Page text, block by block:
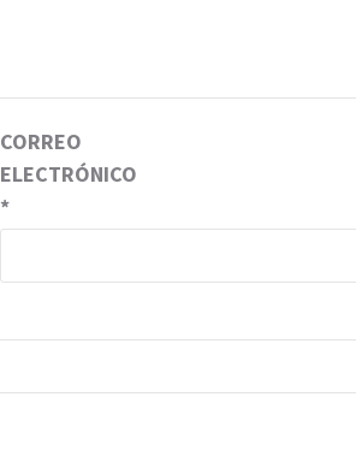
CORREO
ELECTRÓNICO
*